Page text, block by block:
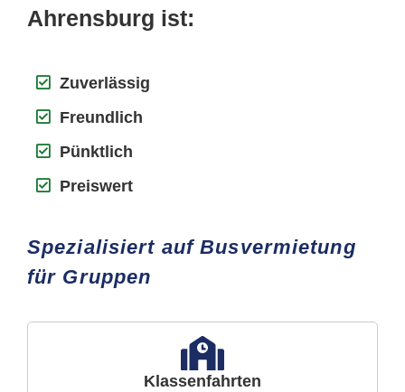
Ahrensburg ist:
Zuverlässig
Freundlich
Pünktlich
Preiswert
Spezialisiert auf Busvermietung
für Gruppen
Klassenfahrten